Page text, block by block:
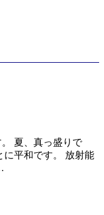
夏、真っ盛りで
に平和です。 放射能